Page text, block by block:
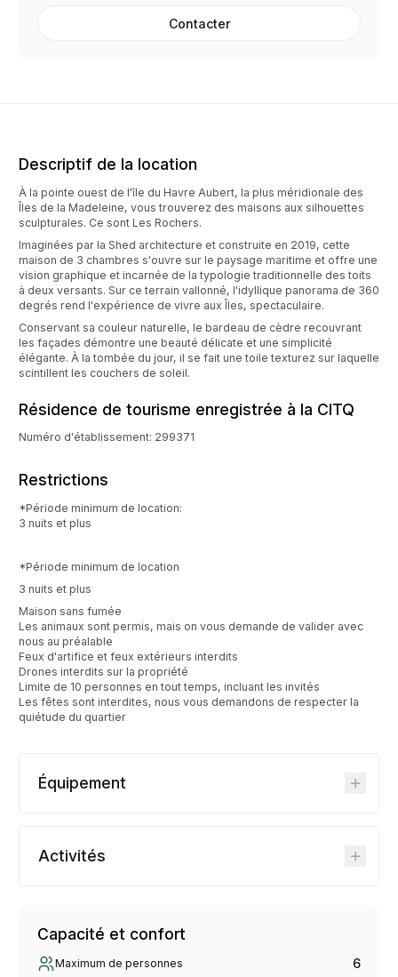
Contacter
Descriptif de la location
À la pointe ouest de l'île du Havre Aubert, la plus méridionale des
Îles de la Madeleine, vous trouverez des maisons aux silhouettes
sculpturales. Ce sont Les Rochers.
Imaginées par la Shed architecture et construite en 2019, cette
maison de 3 chambres s'ouvre sur le paysage maritime et offre une
vision graphique et incarnée de la typologie traditionnelle des toits
à deux versants. Sur ce terrain vallonné, l'idyllique panorama de 360
degrés rend l'expérience de vivre aux Îles, spectaculaire.
Conservant sa couleur naturelle, le bardeau de cèdre recouvrant
les façades démontre une beauté délicate et une simplicité
élégante. À la tombée du jour, il se fait une toile texturez sur laquelle
scintillent les couchers de soleil.
Résidence de tourisme enregistrée à la CITQ
Numéro d'établissement: 299371
Restrictions
*Période minimum de location:
3 nuits et plus
*Période minimum de location
3 nuits et plus
Maison sans fumée
Les animaux sont permis, mais on vous demande de valider avec
nous au préalable
Feux d'artifice et feux extérieurs interdits
Drones interdits sur la propriété
Limite de 10 personnes en tout temps, incluant les invités
Les fêtes sont interdites, nous vous demandons de respecter la
quiétude du quartier
Équipement
Activités
Capacité et confort
Maximum de personnes 6